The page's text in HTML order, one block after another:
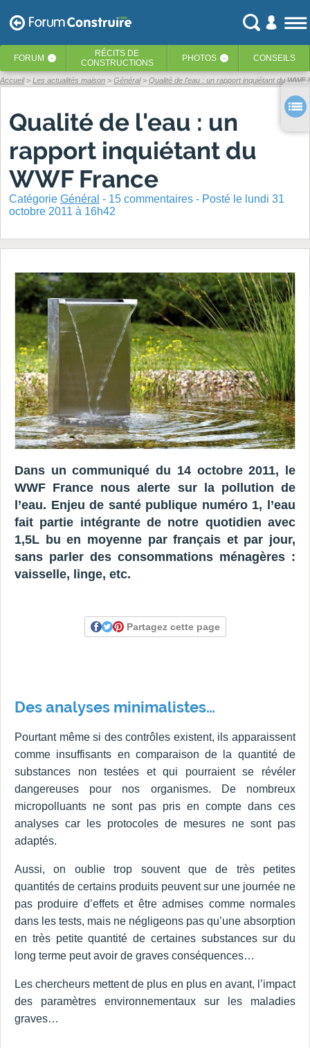
FORUM ‹ RÉCITS DE
CONSTRUCTIONS
PHOTOS ‹ CONSEILS
Accueil Les actualités maison Général Qualité de l'eau : un rapport inquiétant du WWF
Qualité de l'eau : un
rapport inquiétant du
WWF France
Catégorie Général - 15 commentaires - Posté le lundi 31
octobre 2011 à 16h42
Dans un communiqué du 14 octobre 2011, le
WWF France nous alerte sur la pollution de
l’eau. Enjeu de santé publique numéro 1, l’eau
fait partie intégrante de notre quotidien avec
1,5L bu en moyenne par français et par jour,
sans parler des consommations ménagères :
vaisselle, linge, etc.
Partagez cette page
Des analyses minimalistes…
Pourtant même si des contrôles existent, ils apparaissent
comme insuffisants en comparaison de la quantité de
substances non testées et qui pourraient se révéler
dangereuses pour nos organismes. De nombreux
micropolluants ne sont pas pris en compte dans ces
analyses car les protocoles de mesures ne sont pas
adaptés.
Aussi, on oublie trop souvent que de très petites
quantités de certains produits peuvent sur une journée ne
pas produire d’effets et être admises comme normales
dans les tests, mais ne négligeons pas qu’une absorption
en très petite quantité de certaines substances sur du
long terme peut avoir de graves conséquences…
Les chercheurs mettent de plus en plus en avant, l’impact
des paramètres environnementaux sur les maladies
graves…